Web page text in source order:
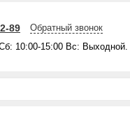
89
Обратный звонок
10:00-15:00 Вс: Выходной.